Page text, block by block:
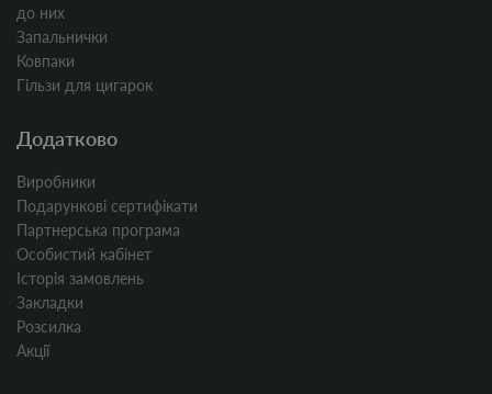
до них
Запальнички
Ковпаки
Гільзи для цигарок
Додатково
Виробники
Подарункові сертифікати
Партнерська програма
Особистий кабінет
Історія замовлень
Закладки
Розсилка
Акції